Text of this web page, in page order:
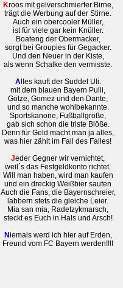
Kroos mit gelverschmierter Birne,
trägt die Werbung auf der Stirne.
Auch ein obercooler Müller,
ist für viele gar kein Knüller.
Boateng der Obermacker,
sorgt bei Groupies für Gegacker.
Und den Neuer in der Kiste,
als wenn Schalke den vermisste.
Alles kauft der Suddel Uli.
mit dem blauen Bayern Pulli,
Götze, Gomez und den Dante,
und so manche wohlbekannte.
Sportskanone, Fußballgröße,
gab sich schon die triste Blöße.
Denn für Geld macht man ja alles,
was hier zählt im Fall des Falles!
Jeder Gegner wir vernichtet,
weil´s das Festgeldkonto richtet.
Will man haben, wird man kaufen
und ein dreckig Weißbier saufen
Auch die Fans, die Bayernschreier,
labbern stets die gleiche Leier.
Mia san mia, Radetzykmarsch,
steckt es Euch in Hals und Arsch!
Niemals werd ich hier auf Erden,
Freund vom FC Bayern werden!!!!